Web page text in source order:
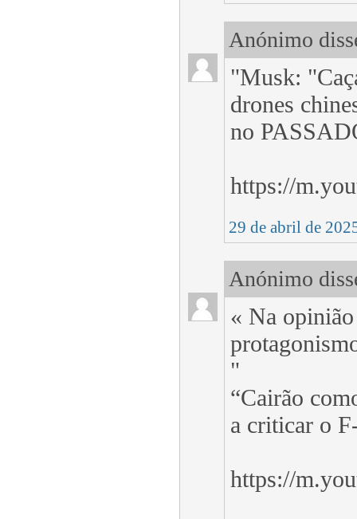
Anónimo
"Musk:
drones
no
https://
29 de abril de
Anónimo
« Na
"
“Cairão
a criticar o
https://